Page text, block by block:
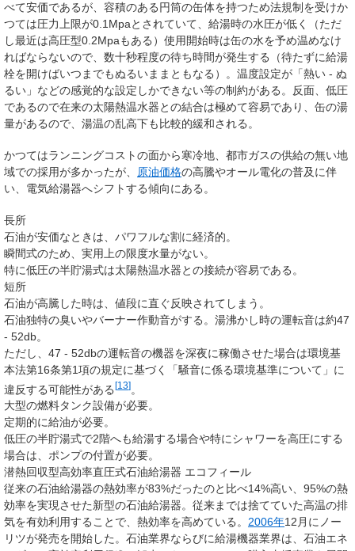
べて安価であるが、容積のある円筒の缶体を持つため法規制を受けか
つては圧力上限が0.1Mpaとされていて、給湯時の水圧が低く（ただ
し最近は高圧型0.2Mpaもある）使用開始時は缶の水を予め温めなけ
ればならないので、数十秒程度の待ち時間が発生する（待たずに給湯
栓を開けばいつまでもぬるいままともなる）。温度設定が「熱い - ぬ
るい」などの感覚的な設定しかできない等の制約がある。反面、低圧
であるので在来の太陽熱温水器との結合は極めて容易であり、缶の湯
量があるので、湯温の乱高下も比較的緩和される。
かつてはランニングコストの面から寒冷地、都市ガスの供給の無い地
域での採用が多かったが、
原油価格の高騰やオール電化の普及に伴
い、電気給湯器へシフトする傾向にある。
長所
石油が安価なときは、パワフルな割に経済的。
瞬間式のため、実用上の限度水量がない。
特に低圧の半貯湯式は太陽熱温水器との接続が容易である。
短所
石油が高騰した時は、値段に直ぐ反映されてしまう。
石油独特の臭いやバーナー作動音がする。湯沸かし時の運転音は約47
- 52db。
ただし、47 - 52dbの運転音の機器を深夜に稼働させた場合は環境基
本法第16条第1項の規定に基づく「騒音に係る環境基準について」に
違反する可能性がある[13]。
大型の燃料タンク設備が必要。
定期的に給油が必要。
低圧の半貯湯式で2階へも給湯する場合や特にシャワーを高圧にする
場合は、ポンプの付置が必要。
潜熱回収型高効率直圧式石油給湯器 エコフィール
従来の石油給湯器の熱効率が83%だったのと比べ14%高い、95%の熱
効率を実現させた新型の石油給湯器。従来までは捨てていた高温の排
気を有効利用することで、熱効率を高めている。 2006年12月にノー
リツが発売を開始した。石油業界ならびに給湯機器業界は、石油エネ